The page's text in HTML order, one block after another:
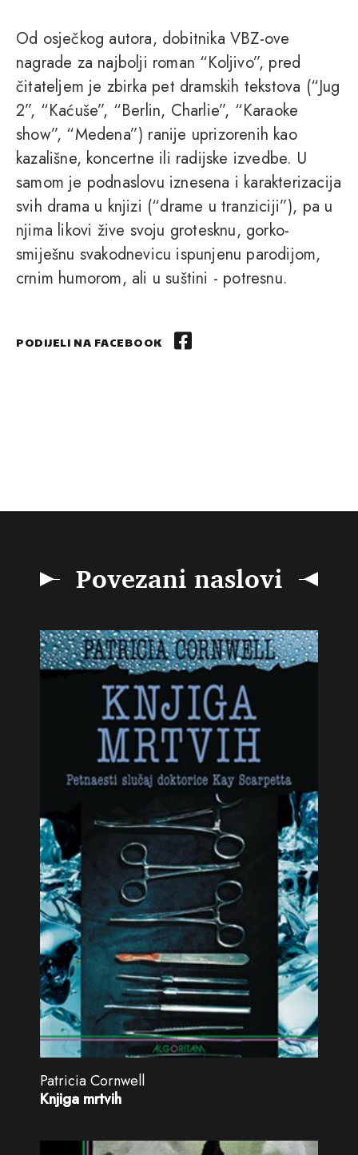
Od osječkog autora, dobitnika VBZ-ove
nagrade za najbolji roman “Koljivo”, pred
čitateljem je zbirka pet dramskih tekstova (“Jug
2”, “Kaćuše”, “Berlin, Charlie”, “Karaoke
show”, “Medena”) ranije uprizorenih kao
kazališne, koncertne ili radijske izvedbe. U
samom je podnaslovu iznesena i karakterizacija
svih drama u knjizi (“drame u tranziciji”), pa u
njima likovi žive svoju grotesknu, gorko-
smiješnu svakodnevicu ispunjenu parodijom,
crnim humorom, ali u suštini - potresnu.
PODIJELI NA FACEBOOK
Povezani naslovi
Patricia Cornwell
Knjiga mrtvih